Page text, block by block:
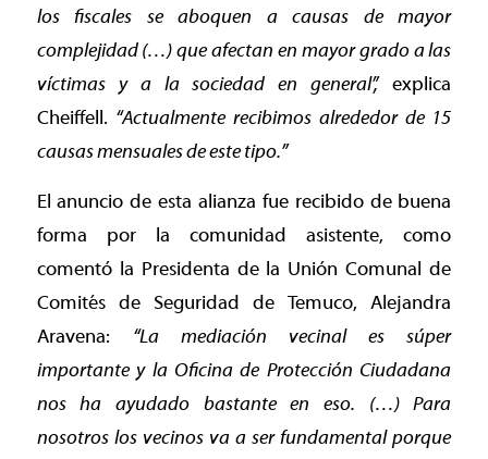
los fiscales se aboquen a causas de mayor
complejidad (…) que afectan en mayor grado a las
víctimas y a la sociedad en general”,explica
Cheiffell. “Actualmente recibimos alrededor de 15
causas mensuales de este tipo.”
El anuncio de esta alianza fue recibido de buena
forma por la comunidad asistente, como
comentó la Presidenta de la Unión Comunal de
Comités de Seguridad de Temuco, Alejandra
Aravena: “La mediación vecinal es súper
importante y la Oficina de Protección Ciudadana
nos ha ayudado bastante en eso. (…) Para
nosotros los vecinos va a ser fundamental porque